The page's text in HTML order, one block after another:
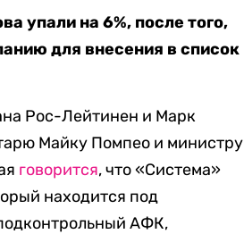
упали на 6%, после того,
для внесения в список
Рос-Лейтинен и Марк
Майку Помпео и министру
говорится, что «Система»
находится под
АФК,